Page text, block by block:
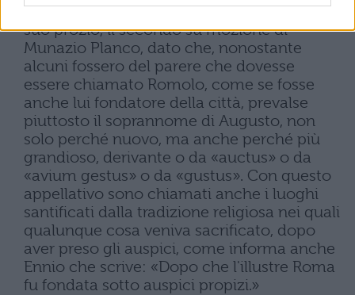
Augusto, il primo in base al testamento del
suo prozio, il secondo su mozione di
Munazio Planco, dato che, nonostante
alcuni fossero del parere che dovesse
essere chiamato Romolo, come se fosse
anche lui fondatore della città, prevalse
piuttosto il soprannome di Augusto, non
solo perché nuovo, ma anche perché più
grandioso, derivante o da «auctus» o da
«avium gestus» o da «gustus». Con questo
appellativo sono chiamati anche i luoghi
santificati dalla tradizione religiosa nei quali
qualunque cosa veniva sacrificato, dopo
aver preso gli auspici, come informa anche
Ennio che scrive: «Dopo che l'illustre Roma
fu fondata sotto auspici propizi.»